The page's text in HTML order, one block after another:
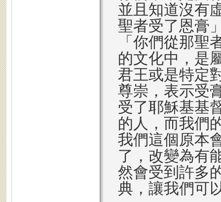
並且知道沒有
聖者受了恩膏
「你們從那聖
的文化中，是
君王或是特定
尊崇，表示受
受了耶穌基基
的人，而我們
我們這個原本
了，改變為有
然會受到許多
典，讓我們可